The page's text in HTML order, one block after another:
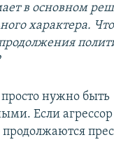
в основном
характера.
нужно быть
Если